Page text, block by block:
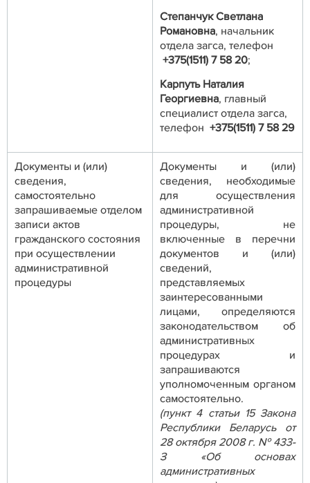
Степанчук Светлана
Романовна, начальник
отдела загса, телефон
+375(1511) 7 58 20;
Карпуть Наталия
Георгиевна, главный
специалист отдела загса,
телефон +375(1511) 7 58 29
Документы и (или)
сведения,
самостоятельно
запрашиваемые отделом
записи актов
гражданского состояния
при осуществлении
административной
процедуры
Документы и (или)
сведения, необходимые
для осуществления
административной
процедуры, не
включенные в перечни
документов и (или)
сведений,
представляемых
заинтересованными
лицами, определяются
законодательством об
административных
процедурах и
запрашиваются
уполномоченным органом
самостоятельно.
(пункт 4 статьи 15 Закона
Республики Беларусь от
28 октября 2008 г. № 433-
З «Об основах
административных